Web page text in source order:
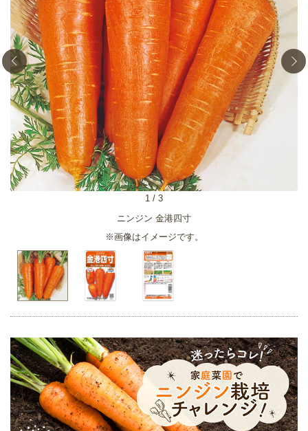
ニンジン 金港四寸
※画像はイメージです。
1 / 3